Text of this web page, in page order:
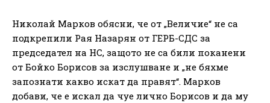
Николай Марков обясни, че от „Величие“ не са
подкрепили Рая Назарян от ГЕРБ-СДС за
председател на НС, защото не са били поканени
от Бойко Борисов за изслушване и „не бяхме
запознати какво искат да правят“. Марков
добави, че е искал да чуе лично Борисов и да му